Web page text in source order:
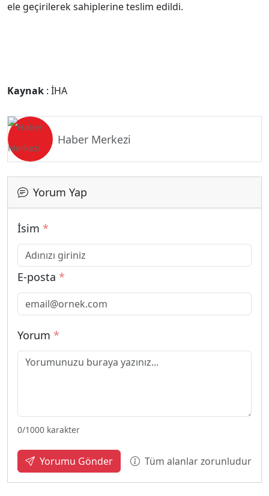
ele geçirilerek sahiplerine teslim edildi.
Kaynak : İHA
Haber Merkezi
Yorum Yap
İsim *
E-posta *
Yorum *
0/1000 karakter
Yorumu Gönder Tüm alanlar zorunludur